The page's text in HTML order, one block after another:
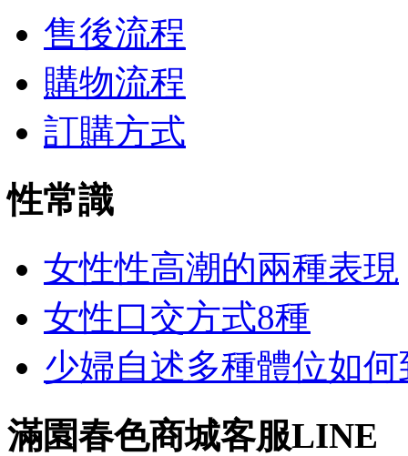
售後流程
購物流程
訂購方式
性常識
女性性高潮的兩種表現
女性口交方式8種
少婦自述多種體位如
滿園春色商城客服LINE